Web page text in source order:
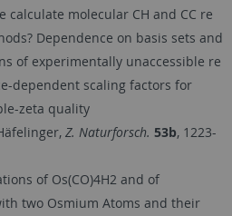
calculate molecular CH and CC re
Dependence on basis sets and
of experimentally unaccessible re
dependent scaling factors for
zeta quality
Z. Naturforsch. 53b, 1223-
of Os(CO)4H2 and of
two Osmium Atoms and their